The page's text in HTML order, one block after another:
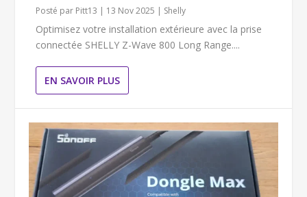
Posté par Pitt13 | 13 Nov 2025 | Shelly
Optimisez votre installation extérieure avec la prise
connectée SHELLY Z-Wave 800 Long Range....
EN SAVOIR PLUS